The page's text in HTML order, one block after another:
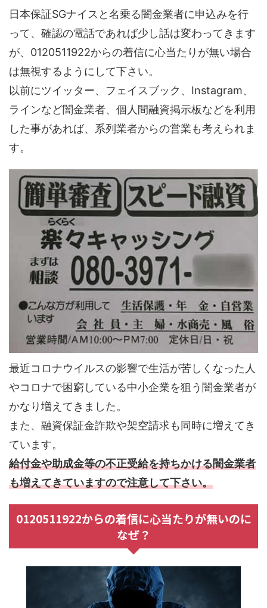
日本保証SGナイスと名乗る闇金業者に申込みを行
って、確認の電話であれば少し話は変わってきます
が、0120511922からの着信に心当たりが無い場合
は無視するようにして下さい。
以前にツイッター、フェイスブック、Instagram、
ラインなど闇金業者、個人間融資掲示板などを利用
した事があれば、系列業者からの営業も考えられま
す。
最近コロナウイルスの影響で生活が苦しくなった人
やコロナで困窮している中小企業を狙う闇金業者が
かなり増えてきました。
また、融資保証金詐欺や架空請求も同時に増えてき
ています。
給付金や助成金等の不正受給を持ちかける闇金業者
も増えてきていますので注意して下さい。
0120511922からの着信に心当たりが無いのに
なぜ？